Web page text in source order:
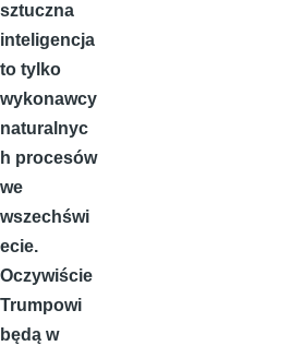
sztuczna
inteligencja
to tylko
wykonawcy
naturalnyc
h procesów
we
wszechświ
ecie.
Oczywiście
Trumpowi
będą w